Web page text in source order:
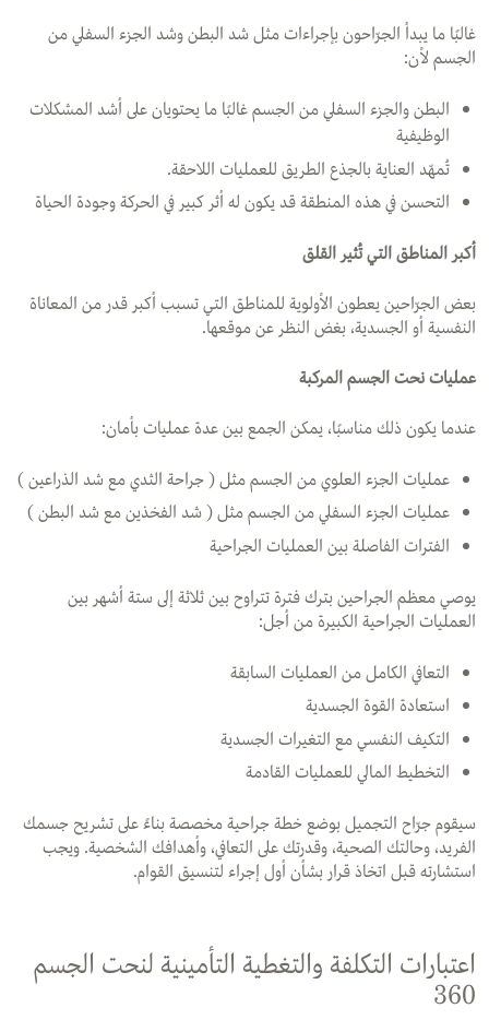
غالبًا ما يبدأ الجرّاحون بإجراءات مثل شد البطن وشد الجزء السفلي من
الجسم لأن:
البطن والجزء السفلي من الجسم غالبًا ما يحتويان على أشد المشكلات
الوظيفية
تُمهّد العناية بالجذع الطريق للعمليات اللاحقة.
التحسن في هذه المنطقة قد يكون له أثر كبير في الحركة وجودة الحياة
أكبر المناطق التي تُثير القلق
بعض الجرّاحين يعطون الأولوية للمناطق التي تسبب أكبر قدر من المعاناة
النفسية أو الجسدية، بغض النظر عن موقعها.
عمليات نحت الجسم المركبة
عندما يكون ذلك مناسبًا، يمكن الجمع بين عدة عمليات بأمان:
عمليات الجزء العلوي من الجسم مثل ( جراحة الثدي مع شد الذراعين )
عمليات الجزء السفلي من الجسم مثل ( شد الفخذين مع شد البطن )
الفترات الفاصلة بين العمليات الجراحية
يوصي معظم الجراحين بترك فترة تتراوح بين ثلاثة إلى ستة أشهر بين
العمليات الجراحية الكبيرة من أجل:
التعافي الكامل من العمليات السابقة
استعادة القوة الجسدية
التكيف النفسي مع التغيرات الجسدية
التخطيط المالي للعمليات القادمة
سيقوم جرّاح التجميل بوضع خطة جراحية مخصصة بناءً على تشريح جسمك
الفريد، وحالتك الصحية، وقدرتك على التعافي، وأهدافك الشخصية. ويجب
استشارته قبل اتخاذ قرار بشأن أول إجراء لتنسيق القوام.
اعتبارات التكلفة والتغطية التأمينية لنحت الجسم
360